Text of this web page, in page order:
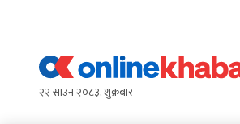
content२२ साउन २०८३, शुक्रबार